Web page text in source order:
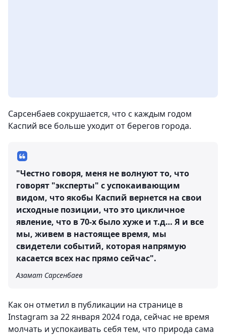
Сарсенбаев сокрушается, что с каждым годом
Каспий все больше уходит от берегов города.
"Честно говоря, меня не волнуют то, что
говорят "эксперты" с успокаивающим
видом, что якобы Каспий вернется на свои
исходные позиции, что это цикличное
явление, что в 70-х было хуже и т.д… Я и все
мы, живем в настоящее время, мы
свидетели событий, которая напрямую
касается всех нас прямо сейчас".
Азамат Сарсенбаев
Как он отметил в публикации на странице в
Instagram за 22 января 2024 года, сейчас не время
молчать и успокаивать себя тем, что природа сама